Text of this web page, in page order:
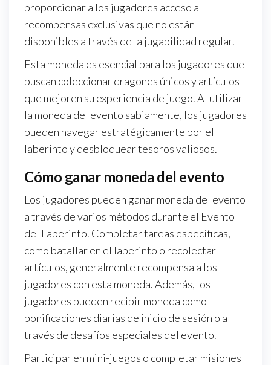
proporcionar a los jugadores acceso a
recompensas exclusivas que no están
disponibles a través de la jugabilidad regular.
Esta moneda es esencial para los jugadores que
buscan coleccionar dragones únicos y artículos
que mejoren su experiencia de juego. Al utilizar
la moneda del evento sabiamente, los jugadores
pueden navegar estratégicamente por el
laberinto y desbloquear tesoros valiosos.
Cómo ganar moneda del evento
Los jugadores pueden ganar moneda del evento
a través de varios métodos durante el Evento
del Laberinto. Completar tareas específicas,
como batallar en el laberinto o recolectar
artículos, generalmente recompensa a los
jugadores con esta moneda. Además, los
jugadores pueden recibir moneda como
bonificaciones diarias de inicio de sesión o a
través de desafíos especiales del evento.
Participar en mini-juegos o completar misiones